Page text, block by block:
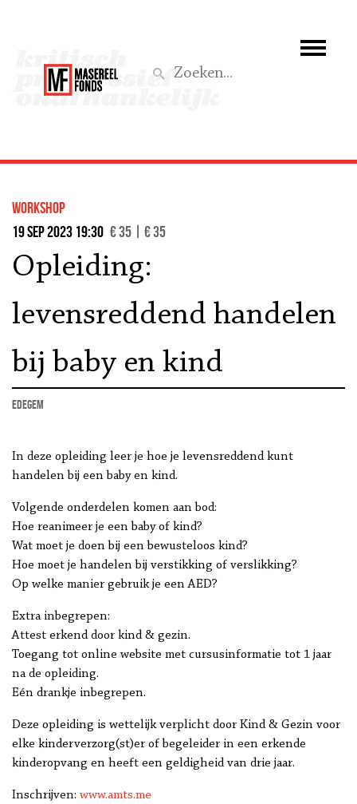
Wat we doen
Steun ons
workshop
19 sep 2023 19:30 € 35 | € 35
Opleiding:
levensreddend handelen
bij baby en kind
Edegem
In deze opleiding leer je hoe je levensreddend kunt
handelen bij een baby en kind.
Volgende onderdelen komen aan bod:
Hoe reanimeer je een baby of kind?
Wat moet je doen bij een bewusteloos kind?
Hoe moet je handelen bij verstikking of verslikking?
Op welke manier gebruik je een AED?
Extra inbegrepen:
Attest erkend door kind & gezin.
Toegang tot online website met cursusinformatie tot 1 jaar
na de opleiding.
Eén drankje inbegrepen.
Deze opleiding is wettelijk verplicht door Kind & Gezin voor
elke kinderverzorg(st)er of begeleider in een erkende
kinderopvang en heeft een geldigheid van drie jaar.
Inschrijven: www.amts.me